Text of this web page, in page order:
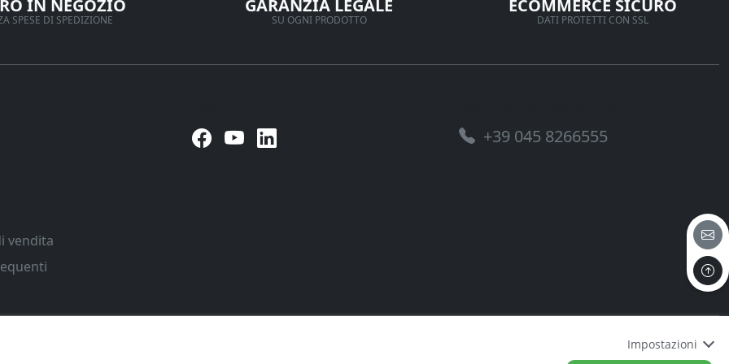
IN NEGOZIO
SPESE DI SPEDIZIONE
GARANZIA LEGALE
SU OGNI PRODOTTO
ECOMMERCE SICURO
DATI PROTETTI CON SSL
vendita
+39 045 8266555
Impostazioni